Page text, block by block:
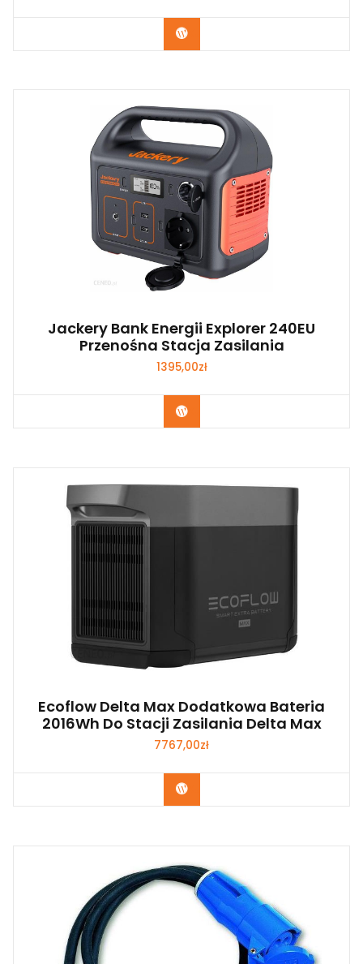
Kup Teraz
Jackery Bank Energii Explorer 240EU
Przenośna Stacja Zasilania
1395,00zł
Kup Teraz
Ecoflow Delta Max Dodatkowa Bateria
2016Wh Do Stacji Zasilania Delta Max
7767,00zł
Kup Teraz